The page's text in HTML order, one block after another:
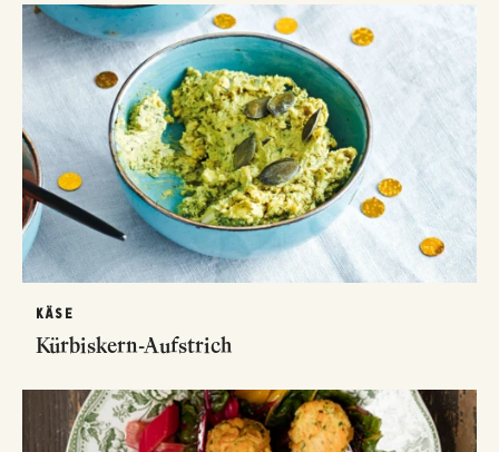
KÄSE
Kürbiskern-Aufstrich